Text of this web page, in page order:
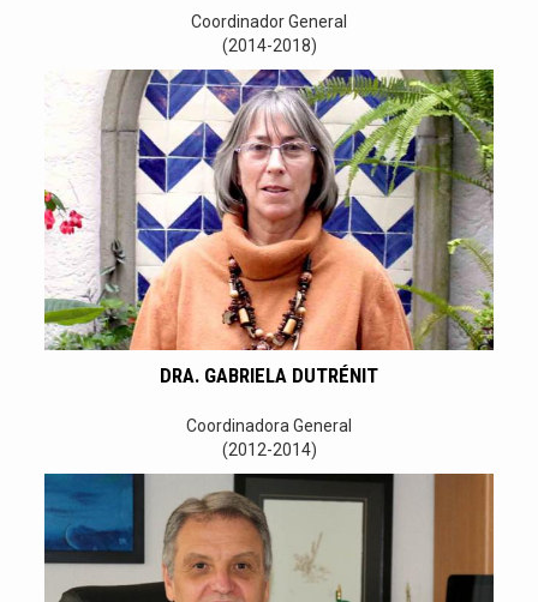
Coordinador General
(2014-2018)
DRA. GABRIELA DUTRÉNIT
Coordinadora General
(2012-2014)